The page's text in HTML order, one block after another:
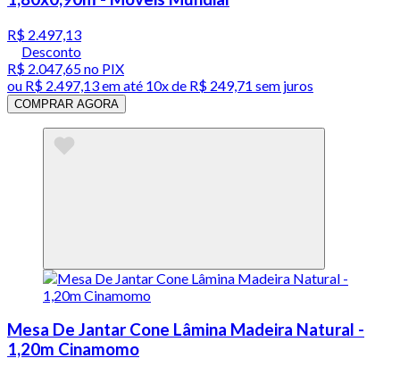
R$ 2.497,13
Desconto
R$ 2.047,65no PIX
ou R$ 2.497,13em até 10x de R$ 249,71 sem juros
COMPRAR AGORA
Mesa De Jantar Cone Lâmina Madeira Natural -
1,20m Cinamomo